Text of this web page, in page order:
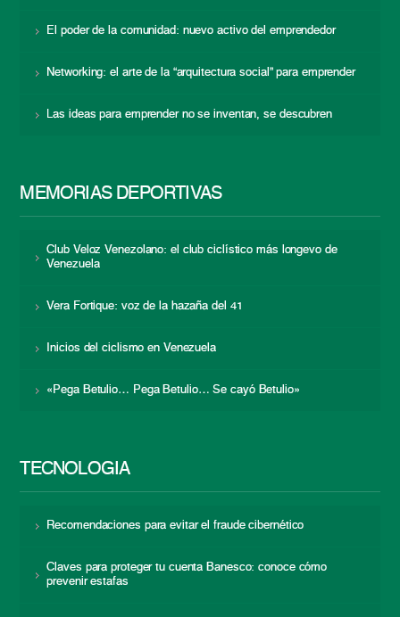
El poder de la comunidad: nuevo activo del emprendedor
Networking: el arte de la “arquitectura social” para emprender
Las ideas para emprender no se inventan, se descubren
MEMORIAS DEPORTIVAS
Club Veloz Venezolano: el club ciclístico más longevo de
Venezuela
Vera Fortique: voz de la hazaña del 41
Inicios del ciclismo en Venezuela
«Pega Betulio… Pega Betulio… Se cayó Betulio»
TECNOLOGÍA
Recomendaciones para evitar el fraude cibernético
Claves para proteger tu cuenta Banesco: conoce cómo
prevenir estafas